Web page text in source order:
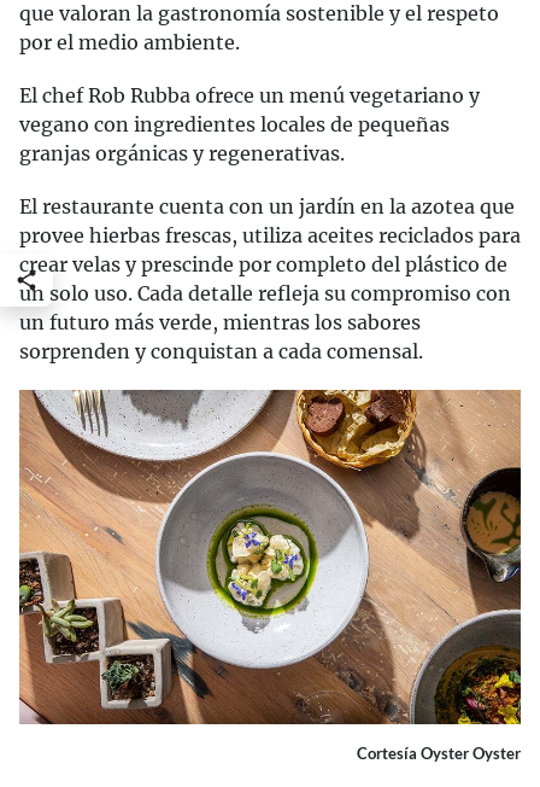
que valoran la gastronomía sostenible y el respeto
por el medio ambiente.
El chef Rob Rubba ofrece un menú vegetariano y
vegano con ingredientes locales de pequeñas
granjas orgánicas y regenerativas.
El restaurante cuenta con un jardín en la azotea que
provee hierbas frescas, utiliza aceites reciclados para
crear velas y prescinde por completo del plástico de
un solo uso. Cada detalle refleja su compromiso con
un futuro más verde, mientras los sabores
sorprenden y conquistan a cada comensal.
Cortesía Oyster Oyster